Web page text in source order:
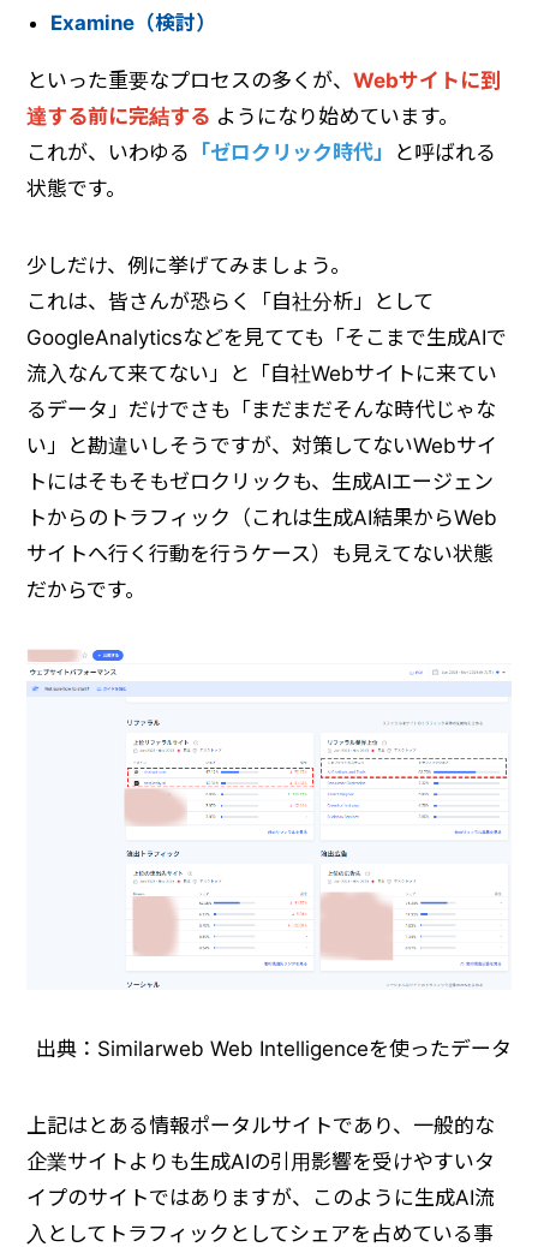
Examine（検討）
といった重要なプロセスの多くが、Webサイトに到
達する前に完結する ようになり始めています。
これが、いわゆる
「ゼロクリック時代」
と呼ばれる
状態です。
少しだけ、例に挙げてみましょう。
これは、皆さんが恐らく「自社分析」として
GoogleAnalyticsなどを見てても「そこまで生成AIで
流入なんて来てない」と「自社Webサイトに来てい
るデータ」だけでさも「まだまだそんな時代じゃな
い」と勘違いしそうですが、対策してないWebサイ
トにはそもそもゼロクリックも、生成AIエージェン
トからのトラフィック（これは生成AI結果からWeb
サイトへ行く行動を行うケース）も見えてない状態
だからです。
出典：Similarweb Web Intelligenceを使ったデータ
上記はとある情報ポータルサイトであり、一般的な
企業サイトよりも生成AIの引用影響を受けやすいタ
イプのサイトではありますが、このように生成AI流
入としてトラフィックとしてシェアを占めている事